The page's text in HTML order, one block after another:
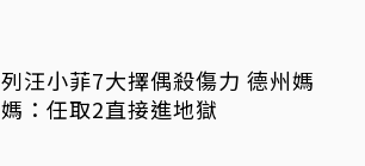
列汪小菲7大擇偶殺傷力 德州媽
媽：任取2直接進地獄